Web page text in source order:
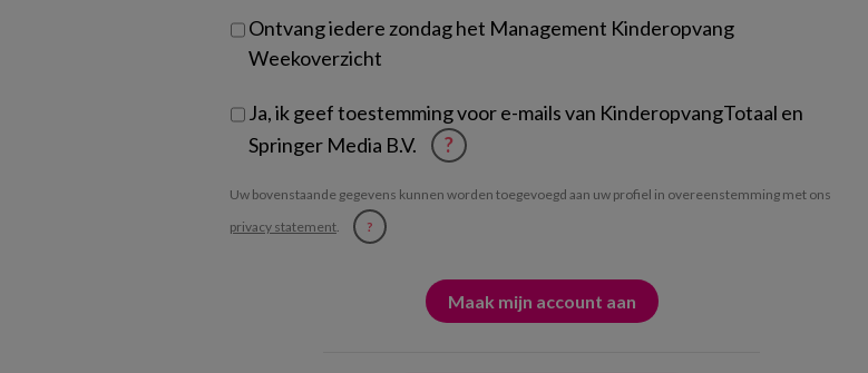
Ontvang iedere zondag het Management Kinderopvang
Weekoverzicht
Ja, ik geef toestemming voor e-mails van KinderopvangTotaal en
Springer Media B.V.
?
Uw bovenstaande gegevens kunnen worden toegevoegd aan uw profiel in overeenstemming met ons
privacy statement
?